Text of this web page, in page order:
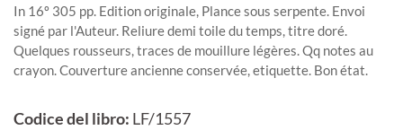
In 16º 305 pp. Edition originale, Plance sous serpente. Envoi
signé par l'Auteur. Reliure demi toile du temps, titre doré.
Quelques rousseurs, traces de mouillure légères. Qq notes au
crayon. Couverture ancienne conservée, etiquette. Bon état.
Codice del libro: LF/1557